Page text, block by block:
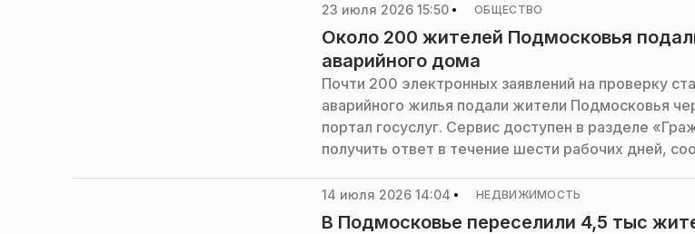
23 июля 2026 15:50 ОБЩЕСТВО
Около 200 жителей Подмосковья
аварийного дома
Почти 200 электронных заявлений на проверку
аварийного жилья подали жители Подмосковья
портал госуслуг. Сервис доступен в разделе
получить ответ в течение шести рабочих дней,
и связи Московской области.
14 июля 2026 14:04 НЕДВИЖИМОСТЬ
В Подмосковье переселили 4,5 тыс